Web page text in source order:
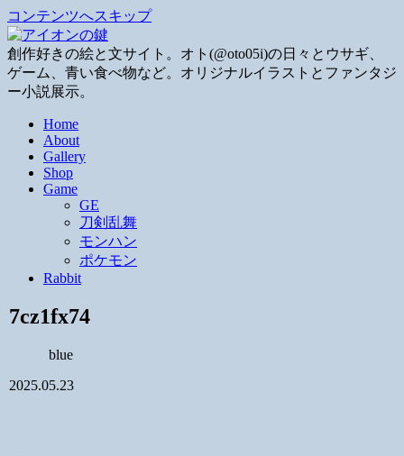
コンテンツへスキップ
創作好きの絵と文サイト。オト(@oto05i)の日々とウサギ、
ゲーム、青い食べ物など。オリジナルイラストとファンタジ
ー小説展示。
Home
About
Gallery
Shop
Game
GE
刀剣乱舞
モンハン
ポケモン
Rabbit
7cz1fx74
blue
2025.05.23